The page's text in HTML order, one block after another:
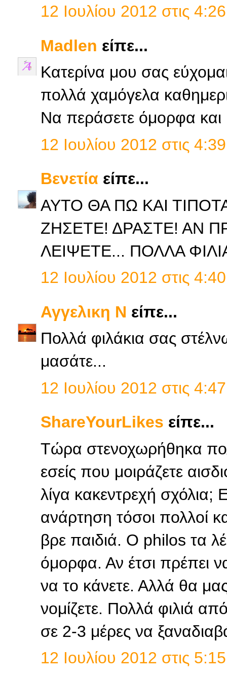
12 Ιουλίου 2012 στις
Madlen είπε...
Κατερίνα μου σας
πολλά χαμόγελα
Να περάσετε όμορφα
12 Ιουλίου 2012 στις
Βενετία είπε...
ΑΥΤΟ ΘΑ ΠΩ ΚΑΙ
ΖΗΣΕΤΕ! ΔΡΑΣΤΕ! ΑΝ
ΛΕΙΨΕΤΕ... ΠΟΛΛΑ
12 Ιουλίου 2012 στις
Αγγελικη Ν είπε...
Πολλά φιλάκια σας
μασάτε...
12 Ιουλίου 2012 στις
ShareYourLikes είπε...
Τώρα στενοχωρήθηκα
εσείς που μοιράζετε
λίγα κακεντρεχή σχόλια;
ανάρτηση τόσοι πολλοί
βρε παιδιά. Ο philos τα
όμορφα. Αν έτσι πρέπει
να το κάνετε. Αλλά θα
νομίζετε. Πολλά φιλιά
σε 2-3 μέρες να
12 Ιουλίου 2012 στις